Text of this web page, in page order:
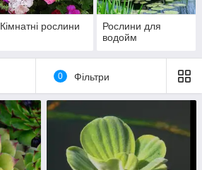
Кімнатні рослини
Рослини для
водойм
0 Фільтри